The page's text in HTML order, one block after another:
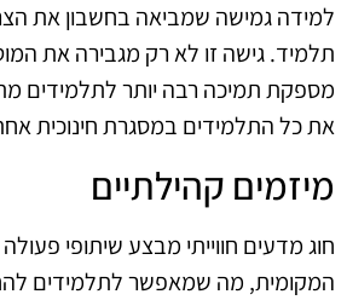
למידה גמישה שמביאה בחשבון את
תלמיד. גישה זו לא רק מגבירה את
מספקת תמיכה רבה יותר לתלמידים
את כל התלמידים במסגרת חינוכית
מיזמים קהילתיים
חוג מדעים חווייתי מבצע שיתופי
המקומית, מה שמאפשר לתלמידים